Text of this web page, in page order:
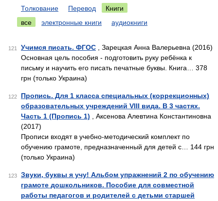
Толкование Перевод
Книги
все
электронные книги аудиокниги
121 Учимся писать. ФГОС , Зарецкая Анна Валерьевна (2016)
Основная цель пособия - подготовить руку ребёнка к
письму и научить его писать печатные буквы. Книга… 378
грн (только Украина)
122
Пропись. Для 1 класса специальных (коррекционных)
образовательных учреждений VIII вида. В 3 частях.
Часть 1 (Пропись 1) , Аксенова Алевтина Константиновна
(2017)
Прописи входят в учебно-методический комплект по
обучению грамоте, предназначенный для детей с… 144 грн
(только Украина)
123
Звуки, буквы я учу! Альбом упражнений 2 по обучению
грамоте дошкольников. Пособие для совместной
работы педагогов и родителей с детьми старшей